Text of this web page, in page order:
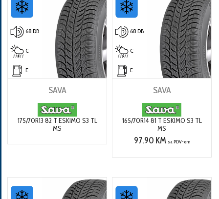
68 DB
C
E
SAVA
175/70R13 82 T ESKIMO S3 TL
MS
68 DB
C
E
SAVA
165/70R14 81 T ESKIMO S3 TL
MS
97.90 KM sa PDV-om